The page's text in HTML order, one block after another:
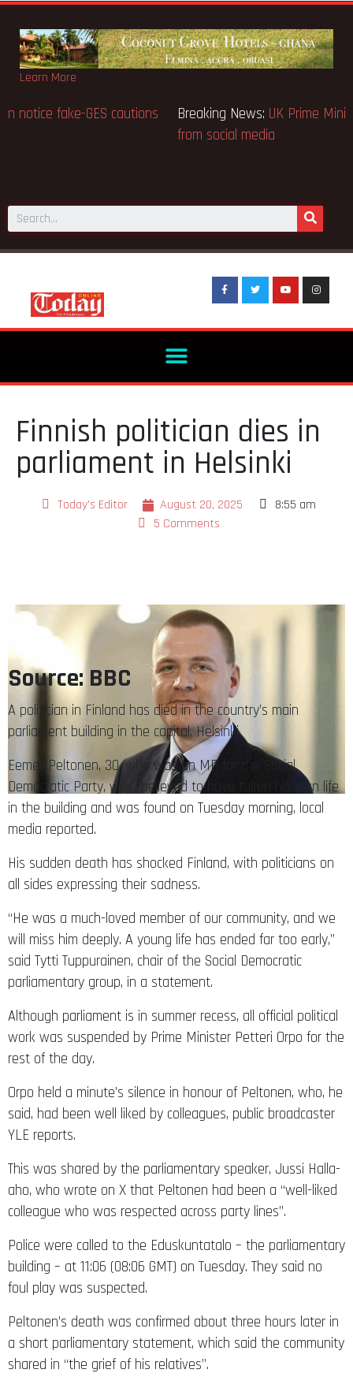
Learn More
Breaking News:BECE selection notice fake-GES cautions
Finnish politician dies in
parliament in Helsinki
Today's Editor August 20, 2025
8:55 am
5 Comments
Source: BBC
A politician in Finland has died in the country’s main
parliament building in the capital, Helsinki.
Eemeli Peltonen, 30, who was an MP for the Social
Democratic Party, was believed to have taken his own life
in the building and was found on Tuesday morning, local
media reported.
His sudden death has shocked Finland, with politicians on
all sides expressing their sadness.
“He was a much-loved member of our community, and we
will miss him deeply. A young life has ended far too early,”
said Tytti Tuppurainen, chair of the Social Democratic
parliamentary group, in a statement.
Although parliament is in summer recess, all official political
work was suspended by Prime Minister Petteri Orpo for the
rest of the day.
Orpo held a minute’s silence in honour of Peltonen, who, he
said, had been well liked by colleagues, public broadcaster
YLE reports.
This was shared by the parliamentary speaker, Jussi Halla-
aho, who wrote on X that Peltonen had been a “well-liked
colleague who was respected across party lines”.
Police were called to the Eduskuntatalo – the parliamentary
building – at 11:06 (08:06 GMT) on Tuesday. They said no
foul play was suspected.
Peltonen’s death was confirmed about three hours later in
a short parliamentary statement, which said the community
shared in “the grief of his relatives”.